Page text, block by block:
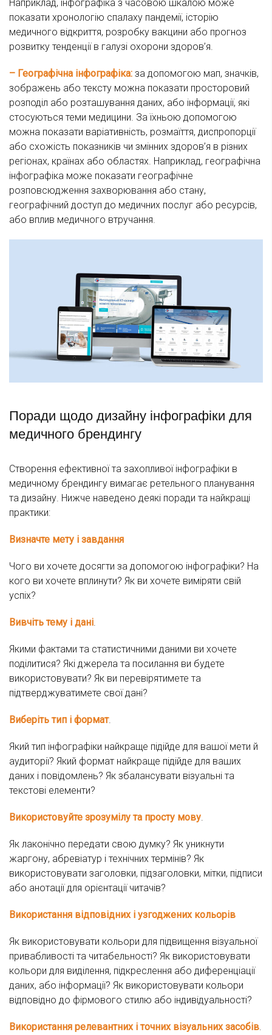
Наприклад, інфографіка з часовою шкалою може
показати хронологію спалаху пандемії, історію
медичного відкриття, розробку вакцини або прогноз
розвитку тенденції в галузі охорони здоров’я.
– Географічна інфографіка: за допомогою мап, значків,
зображень або тексту можна показати просторовий
розподіл або розташування даних, або інформації, які
стосуються теми медицини. За їхньою допомогою
можна показати варіативність, розмаїття, диспропорції
або схожість показників чи змінних здоров’я в різних
регіонах, країнах або областях. Наприклад, географічна
інфографіка може показати географічне
розповсюдження захворювання або стану,
географічний доступ до медичних послуг або ресурсів,
або вплив медичного втручання.
Поради щодо дизайну інфографіки для
медичного брендингу
Створення ефективної та захопливої інфографіки в
медичному брендингу вимагає ретельного планування
та дизайну. Нижче наведено деякі поради та найкращі
практики:
Визначте мету і завдання
Чого ви хочете досягти за допомогою інфографіки? На
кого ви хочете вплинути? Як ви хочете виміряти свій
успіх?
Вивчіть тему і дані.
Якими фактами та статистичними даними ви хочете
поділитися? Які джерела та посилання ви будете
використовувати? Як ви перевірятимете та
підтверджуватимете свої дані?
Виберіть тип і формат.
Який тип інфографіки найкраще підійде для вашої мети й
аудиторії? Який формат найкраще підійде для ваших
даних і повідомлень? Як збалансувати візуальні та
текстові елементи?
Використовуйте зрозумілу та просту мову.
Як лаконічно передати свою думку? Як уникнути
жаргону, абревіатур і технічних термінів? Як
використовувати заголовки, підзаголовки, мітки, підписи
або анотації для орієнтації читачів?
Використання відповідних і узгоджених кольорів
Як використовувати кольори для підвищення візуальної
привабливості та читабельності? Як використовувати
кольори для виділення, підкреслення або диференціації
даних, або інформації? Як використовувати кольори
відповідно до фірмового стилю або індивідуальності?
Використання релевантних і точних візуальних засобів.